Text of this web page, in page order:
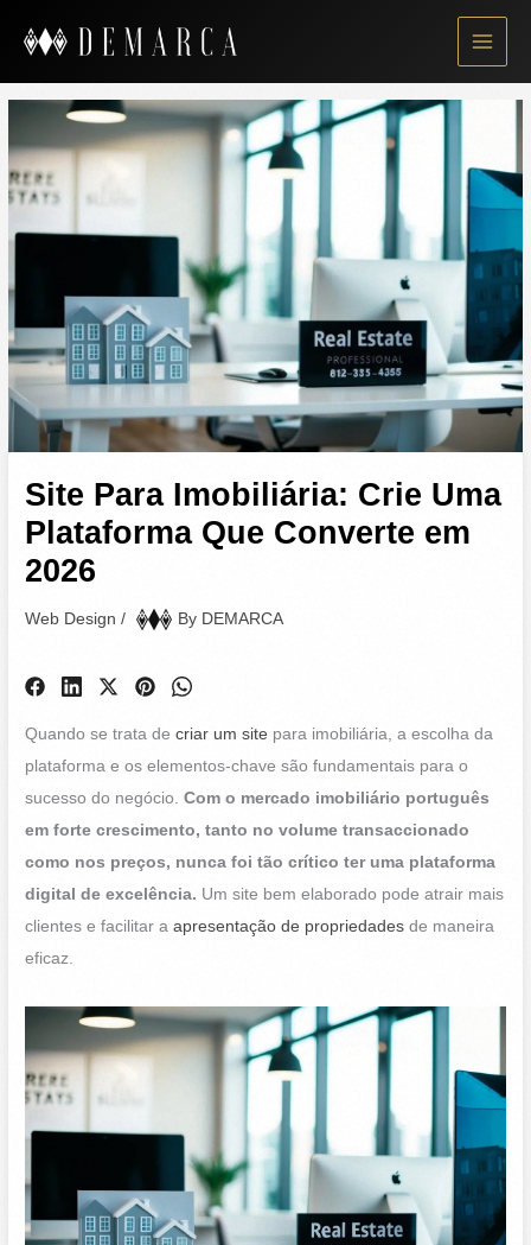
content
Site Para Imobiliária: Crie Uma
Plataforma Que Converte em
2026
Web Design / By DEMARCA
Quando se trata decriar um site para imobiliária, a escolha da
plataforma e os elementos-chave são fundamentais para o
sucesso do negócio.Com o mercado imobiliário português
em forte crescimento, tanto no volume transaccionado
como nos preços, nunca foi tão crítico ter uma plataforma
digital de excelência. Um site bem elaborado pode atrair mais
clientes e facilitar aapresentação de propriedades de maneira
eficaz.